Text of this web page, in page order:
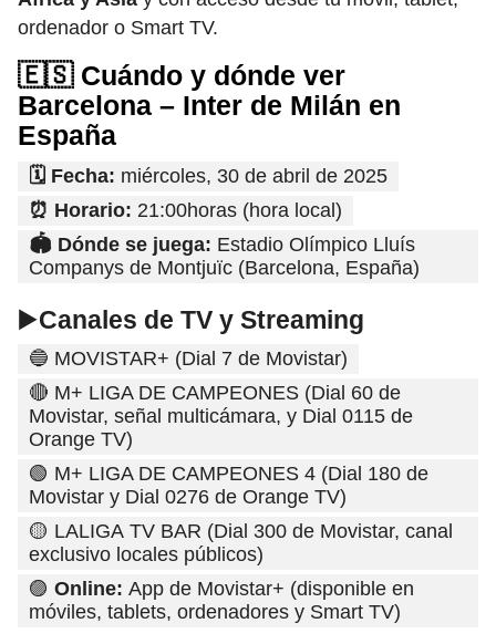
ordenador o Smart TV.
🇪🇸 Cuándo y dónde ver
Barcelona – Inter de Milán en
España
🗓️ Fecha: miércoles, 30 de abril de 2025
⏰ Horario: 21:00horas (hora local)
🏟️ Dónde se juega: Estadio Olímpico Lluís
Companys de Montjuïc (Barcelona, España)
▶️Canales de TV y Streaming
🔵 MOVISTAR+ (Dial 7 de Movistar)
🔴 M+ LIGA DE CAMPEONES (Dial 60 de
Movistar, señal multicámara, y Dial 0115 de
Orange TV)
🟢 M+ LIGA DE CAMPEONES 4 (Dial 180 de
Movistar y Dial 0276 de Orange TV)
🟡 LALIGA TV BAR (Dial 300 de Movistar, canal
exclusivo locales públicos)
🟣 Online: App de Movistar+ (disponible en
móviles, tablets, ordenadores y Smart TV)